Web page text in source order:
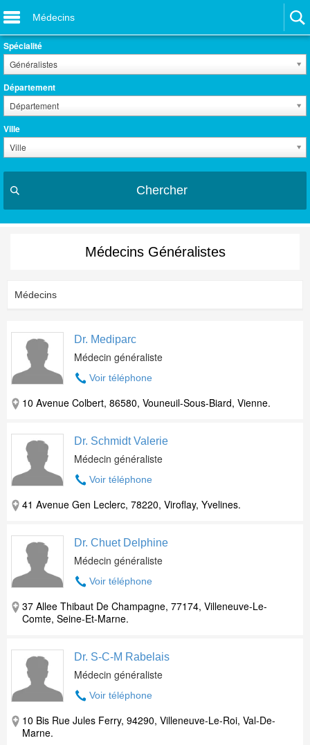
Médecins
Spécialité
Généralistes
Département
Département
Ville
Ville
Chercher
Médecins Généralistes
Médecins
Dr. Mediparc
Médecin généraliste
Voir téléphone
10 Avenue Colbert, 86580, Vouneuil-Sous-Biard, Vienne.
Dr. Schmidt Valerie
Médecin généraliste
Voir téléphone
41 Avenue Gen Leclerc, 78220, Viroflay, Yvelines.
Dr. Chuet Delphine
Médecin généraliste
Voir téléphone
37 Allee Thibaut De Champagne, 77174, Villeneuve-Le-
Comte, Seine-Et-Marne.
Dr. S-C-M Rabelais
Médecin généraliste
Voir téléphone
10 Bis Rue Jules Ferry, 94290, Villeneuve-Le-Roi, Val-De-
Marne.